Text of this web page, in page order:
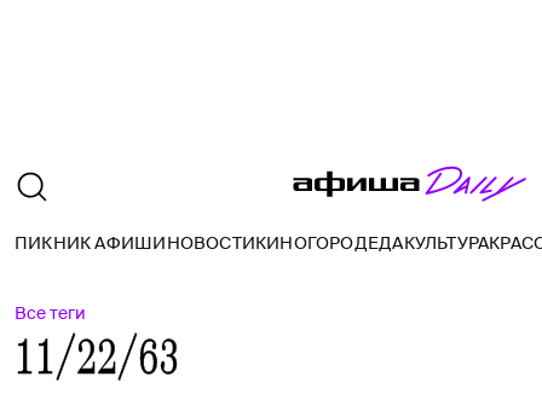
ПИКНИК АФИШИНОВОСТИКИНОГОРОДЕДАКУЛЬТУРА
Все теги
11/22/63